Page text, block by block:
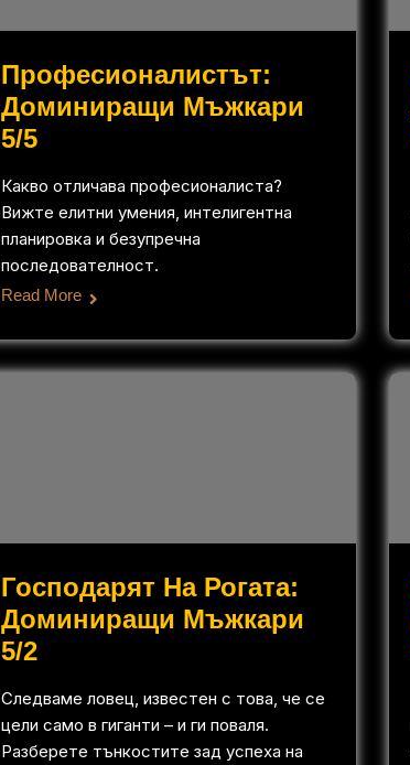
Професионалистът:
Доминиращи Мъжкари
5/5
Какво отличава професионалиста?
Вижте елитни умения, интелигентна
планировка и безупречна
последователност.
Read More
Господарят На Рогата:
Доминиращи Мъжкари
5/2
Следваме ловец, известен с това, че се
цели само в гиганти – и ги поваля.
Разберете тънкостите зад успеха на